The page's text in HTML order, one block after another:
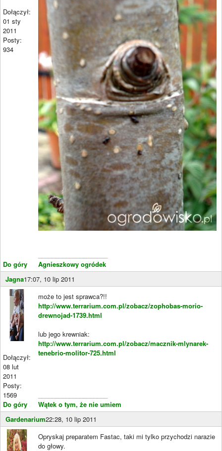
Dołączył:
01 sty
2011
Posty:
934
Do góry
Agnieszkowy ogródek
Jagna17:07, 10 lip 2011
Dołączył:
08 lut
2011
Posty:
1569
Do góry
może to jest sprawca?!!
http://www.terrarium.com.pl/zobacz/zophobas-morio-
drewnojad-1739.html
lub jego krewniak:
http://www.terrarium.com.pl/zobacz/macznik-mlynarek-
tenebrio-molitor-725.html
Wątek o tym, że nie umiem
Gardenarium22:28, 10 lip 2011
Opryskaj preparatem Fastac, taki mi tylko przychodzi narazie
do głowy.